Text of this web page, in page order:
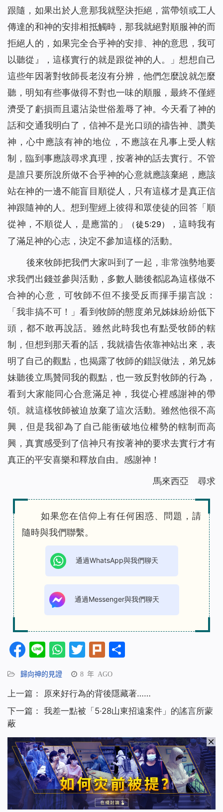
跟隨，如果出於人意那我就堅決拒絕，當帶領或工人
傳達的和神的安排相抵觸時，那我就絕對順服神的而
拒絕人的，如果完全合乎神的安排、神的意思，我可
以聽從』，這樣實行的就是跟從神的人。」想想自己
這些年因著對牧師長老沒有分辨，他們怎麼說就怎麼
聽，明知有些事做得不對也一味的順服，最終不僅經
濟受了虧損而且還沾染世俗羞辱了神。今天看了神的
話和交通我明白了，信神不是光口頭的禱告神、讚美
神，心中應該有神的地位，不應該在凡事上受人轄
制，臨到事應該尋求真理，按著神的話去實行。不管
是誰只要所說所做不合乎神的心意就應該棄絕，應該
站在神的一邊不能盲目順從人，只有這樣才是真正信
神跟隨神的人。想到聖經上彼得和眾使徒的回答「順
從神，不順從人，是應當的」
（徒5:29）
，這時我有
了滿足神的心志，決定不參加這樣的活動。
後來牧師把我們大家叫到了一起，非常強勢地要
求我們出錢並參與活動，多數人聽後都認為這樣做不
合神的心意，可牧師不但不接受反而揮手揚言說：
「我非搞不可！」看到牧師的態度弟兄姊妹紛紛低下
頭，都不敢再說話。雖然此時我也有點受牧師的轄
制，但想到那天看的話，我就禱告依靠神站出來，表
明了自己的觀點，也揭露了牧師的錯誤做法，弟兄姊
妹聽後立馬贊同我的觀點，也一致反對牧師的行為，
看到大家能同心合意滿足神，我從心裡感謝神的帶
領。就這樣牧師被迫放棄了這次活動。雖然他很不高
興，但是我卻為了自己能衝破地位權勢的轄制而高
興，真實感受到了信神只有按著神的要求去實行才有
真正的平安喜樂和釋放自由。感謝神！
馬來西亞 尋求
如果您在信仰上有任何困惑、問題，請
隨時與我們聯繫。
通過WhatsApp與我們聊天
通過Messenger與我們聊天
Facebook
LineWhatsApp
Twitter
Plurk
歸向神的見證 8 年 AGO
上一篇：
原來好行為的背後隱藏著……
下一篇： 我差一點被「5·28山東招遠案件」的謠言所蒙
蔽